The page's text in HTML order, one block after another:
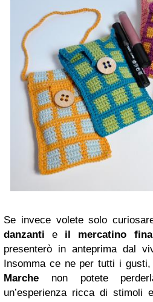
Se invece volete solo
danzanti e il mercatino
presenterò in anteprima dal
Insomma ce ne per tutti i
Marche non potete
un’esperienza ricca di stimoli